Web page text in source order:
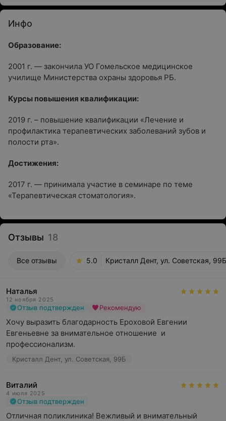
Инфо
Образование:
2001 г. — закончила УО Гомельское медицинское
училище Министерства охраны здоровья РБ.
Курсы повышения квалификации:
2019 г. – повышение квалификации «Лечение и
профилактика терапевтических заболеваний зубов и
полости рта».
Достижения:
2017 г. — принимала участие в семинаре по теме
«Терапевтическая стоматология».
Отзывы 18
Все отзывы 5.0 Кристалл Дент, ул. Советская, 99Б
Наталья
12 ноября 2025
Отзыв подтвержден Рекомендую
Хочу выразить благодарность Ероховой Евгении
Евгеньевне за внимательное отношение  и
профессионализм.
Кристалл Дент, ул. Советская, 99Б
Виталий
4 июля 2025
Отзыв подтвержден
Отличная поликлиника! Вежливый и внимательный